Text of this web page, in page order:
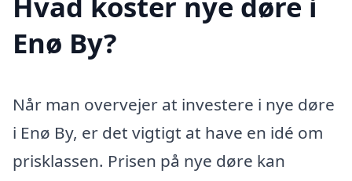
Enø By?
Når man overvejer at investere i nye døre
i Enø By, er det vigtigt at have en idé om
prisklassen. Prisen på nye døre kan